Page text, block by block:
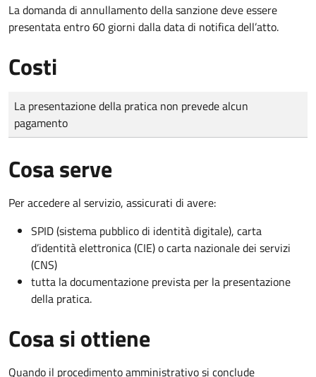
La domanda di annullamento della sanzione deve essere
presentata entro 60 giorni dalla data di notifica dell’atto.
Costi
Tipo di pagamento
Importo
La presentazione della pratica non prevede alcun
pagamento
Cosa serve
Per accedere al servizio, assicurati di avere:
SPID (sistema pubblico di identità digitale), carta
d’identità elettronica (CIE) o carta nazionale dei servizi
(CNS)
tutta la documentazione prevista per la presentazione
della pratica.
Cosa si ottiene
Quando il procedimento amministrativo si conclude